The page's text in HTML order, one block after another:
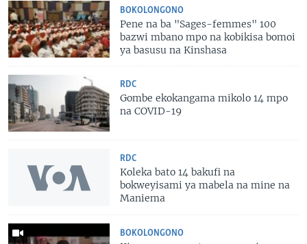
BOKOLONGONO
Pene na ba "Sages-femmes" 100
bazwi mbano mpo na kobikisa bomoi
ya basusu na Kinshasa
RDC
Gombe ekokangama mikolo 14 mpo
na COVID-19
RDC
Koleka bato 14 bakufi na
bokweyisami ya mabela na mine na
Maniema
BOKOLONGONO